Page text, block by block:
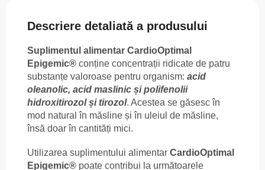
Descriere detaliată a produsului
Suplimentul alimentar CardioOptimal
Epigemic® conține concentrații ridicate de patru
substanțe valoroase pentru organism: acid
oleanolic, acid maslinic și polifenolii
hidroxitirozol și tirozol. Acestea se găsesc în
mod natural în măsline și în uleiul de măsline,
însă doar în cantități mici.
Utilizarea suplimentului alimentar CardioOptimal
Epigemic® poate contribui la următoarele